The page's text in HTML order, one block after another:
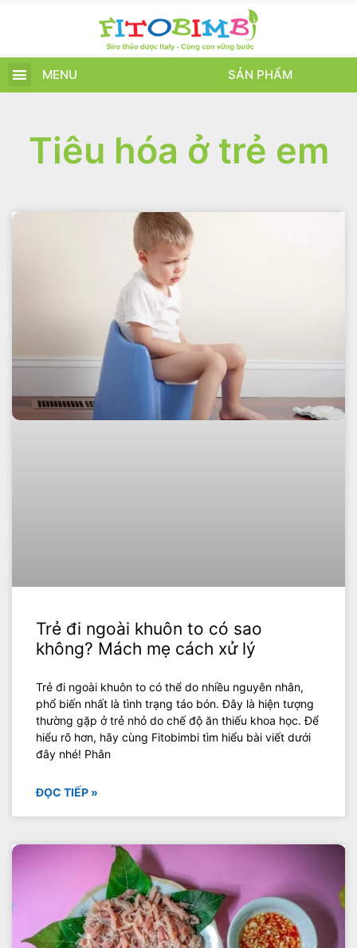
MENU SẢN PHẨM
Tiêu hóa ở trẻ em
Trẻ đi ngoài khuôn to có sao
không? Mách mẹ cách xử lý
Trẻ đi ngoài khuôn to có thể do nhiều nguyên nhân,
phổ biến nhất là tình trạng táo bón. Đây là hiện tượng
thường gặp ở trẻ nhỏ do chế độ ăn thiếu khoa học. Để
hiểu rõ hơn, hãy cùng Fitobimbi tìm hiểu bài viết dưới
đây nhé! Phân
ĐỌC TIẾP »